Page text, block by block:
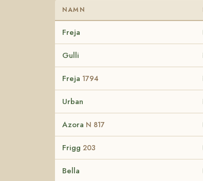
NAMN
Freja
Gulli
Freja 1794
Urban
Azora N 817
Frigg 203
Bella